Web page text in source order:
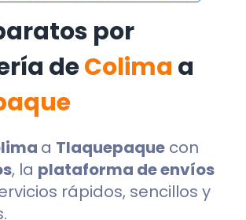
por
deColima a
a Tlaquepaque con
, la plataforma de envíos
rápidos, sencillos y